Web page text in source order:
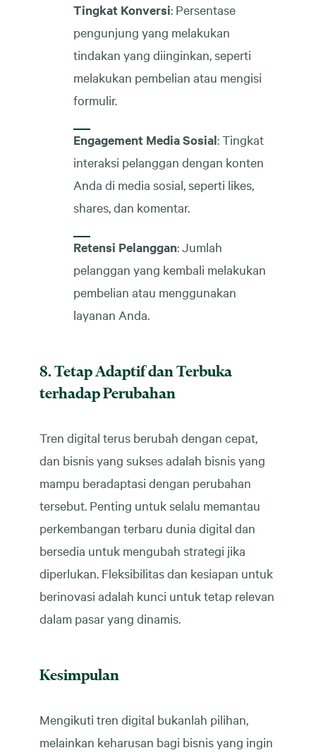
Tingkat Konversi: Persentase
pengunjung yang melakukan
tindakan yang diinginkan, seperti
melakukan pembelian atau mengisi
formulir.
Engagement Media Sosial: Tingkat
interaksi pelanggan dengan konten
Anda di media sosial, seperti likes,
shares, dan komentar.
Retensi Pelanggan: Jumlah
pelanggan yang kembali melakukan
pembelian atau menggunakan
layanan Anda.
8. Tetap Adaptif dan Terbuka
terhadap Perubahan
Tren digital terus berubah dengan cepat,
dan bisnis yang sukses adalah bisnis yang
mampu beradaptasi dengan perubahan
tersebut. Penting untuk selalu memantau
perkembangan terbaru dunia digital dan
bersedia untuk mengubah strategi jika
diperlukan. Fleksibilitas dan kesiapan untuk
berinovasi adalah kunci untuk tetap relevan
dalam pasar yang dinamis.
Kesimpulan
Mengikuti tren digital bukanlah pilihan,
melainkan keharusan bagi bisnis yang ingin